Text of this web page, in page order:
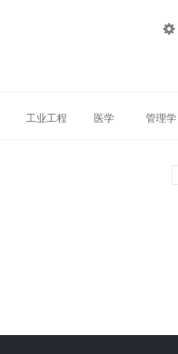

工业工程 医学 管理学